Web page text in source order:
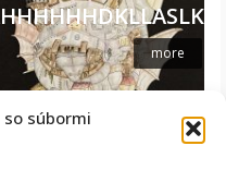
súbormi
more